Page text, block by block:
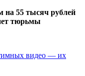
видео — их